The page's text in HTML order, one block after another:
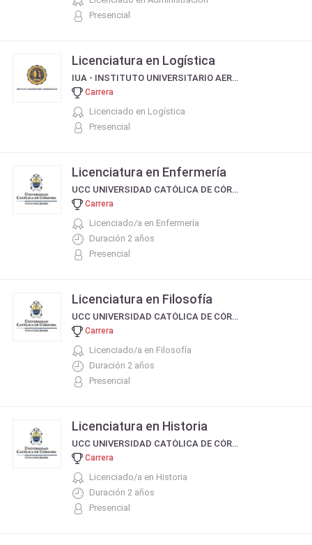
Presencial
Licenciatura en Logística
IUA - INSTITUTO UNIVERSITARIO AERONÁUTICO
Carrera
Licenciado en Logística
Presencial
Licenciatura en Enfermería
UCC UNIVERSIDAD CATÓLICA DE CÓRDOBA
Carrera
Licenciado/a en Enfermería
Duración 2 años
Presencial
Licenciatura en Filosofía
UCC UNIVERSIDAD CATÓLICA DE CÓRDOBA
Carrera
Licenciado/a en Filosofía
Duración 2 años
Presencial
Licenciatura en Historia
UCC UNIVERSIDAD CATÓLICA DE CÓRDOBA
Carrera
Licenciado/a en Historia
Duración 2 años
Presencial